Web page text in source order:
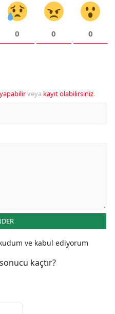
0 0 0
veya kayıt olabilirsiniz.
ve kabul ediyorum
kaçtır?